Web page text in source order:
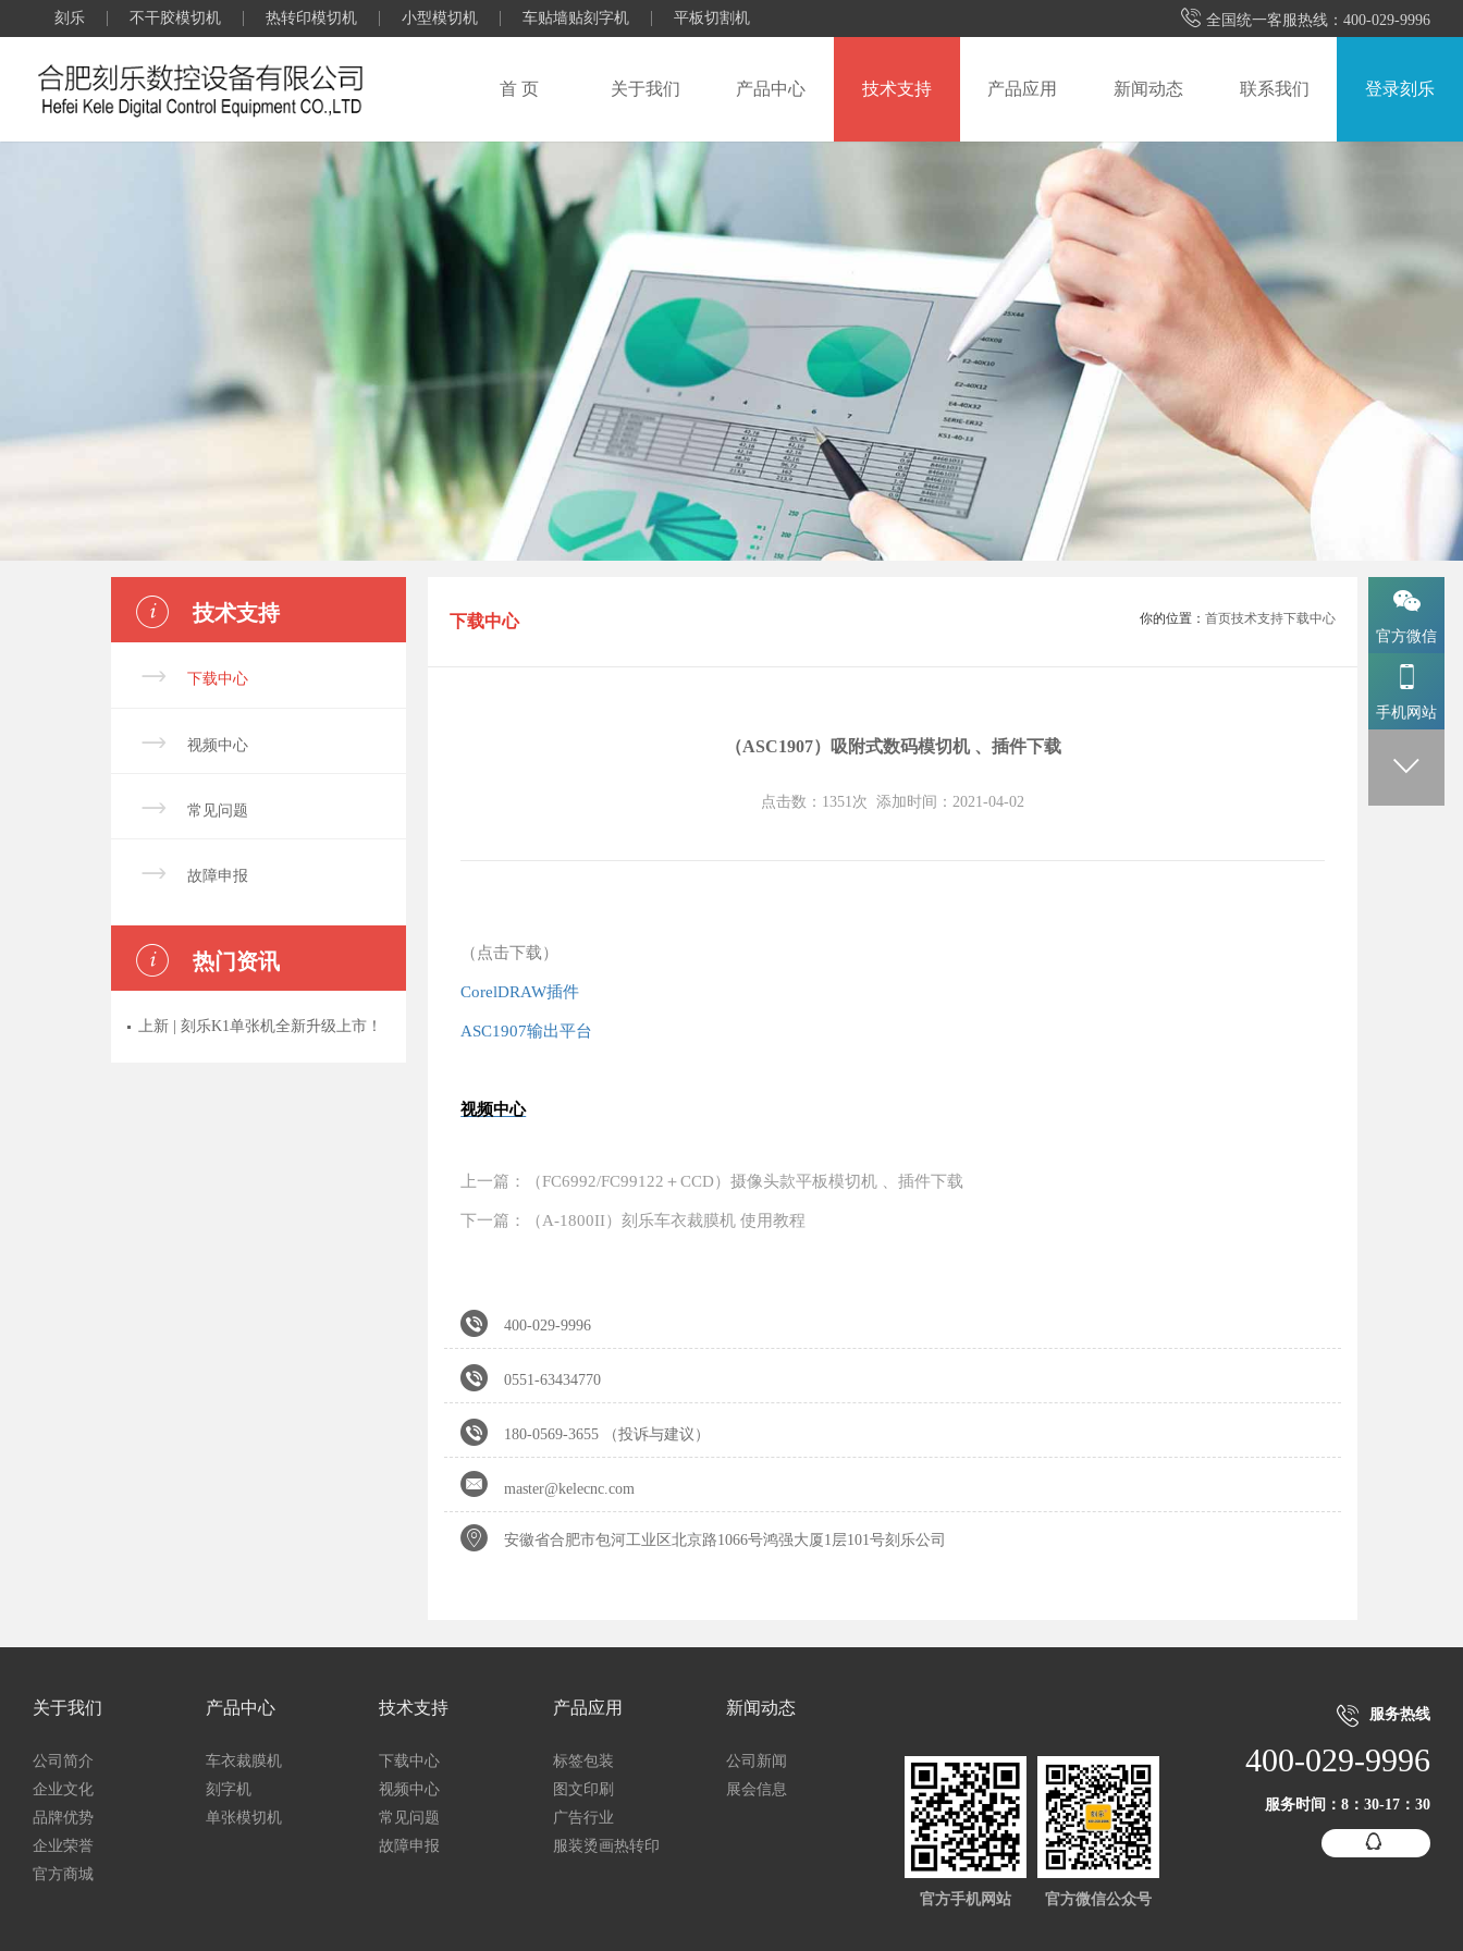
刻乐 不干胶模切机 热转印模切机 小型模切机 车贴墙贴刻字机 平板切割机  全国统一客服热线：400-029-9996
首 页 关于我们 产品中心 技术支持 产品应用 新闻动态 联系我们 登录刻乐
 技术支持
 下载中心
 视频中心
 常见问题
 故障申报
 热门资讯
上新 | 刻乐K1单张机全新升级上市！
下载中心 你的位置： 首页技术支持下载中心
（ASC1907）吸附式数码模切机 、插件下载
点击数： 1351次 添加时间：2021-04-02
（点击下载）
CorelDRAW插件
ASC1907输出平台
视频中心
上一篇：（FC6992/FC99122＋CCD）摄像头款平板模切机 、插件下载
下一篇：（A-1800II）刻乐车衣裁膜机 使用教程
 400-029-9996
 0551-63434770
 180-0569-3655 （投诉与建议）
 master@kelecnc.com
 安徽省合肥市包河工业区北京路1066号鸿强大厦1层101号刻乐公司

官方微信

手机网站

关于我们
公司简介
企业文化
品牌优势
企业荣誉
官方商城
产品中心
车衣裁膜机
刻字机
单张模切机
技术支持
下载中心
视频中心
常见问题
故障申报
产品应用
标签包装
图文印刷
广告行业
服装烫画热转印
新闻动态
公司新闻
展会信息
官方手机网站 官方微信公众号
 服务热线
400-029-9996
服务时间：8：30-17：30
